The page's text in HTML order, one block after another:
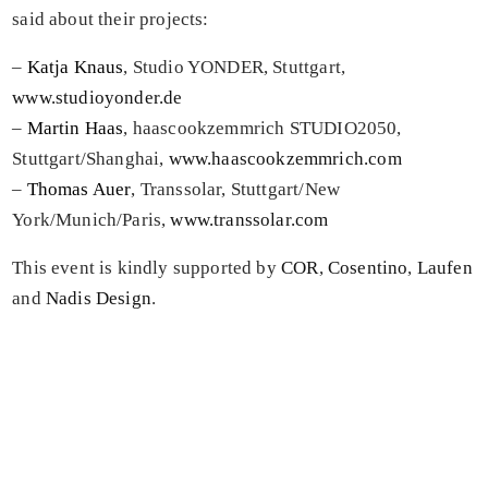
said about their projects:
– Katja Knaus, Studio YONDER, Stuttgart,
www.studioyonder.de
– Martin Haas, haascookzemmrich STUDIO2050,
Stuttgart/Shanghai, www.haascookzemmrich.com
– Thomas Auer, Transsolar, Stuttgart/New
York/Munich/Paris,www.transsolar.com
This event is kindly supported by COR, Cosentino, Laufen
and Nadis Design.